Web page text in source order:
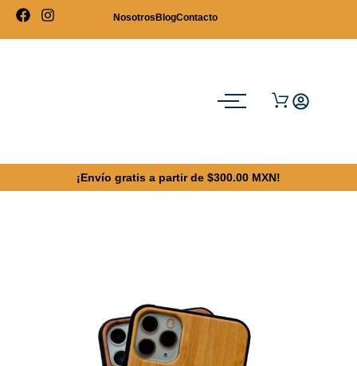
Nosotros BlogContacto
¡Envío gratis a partir de $300.00 MXN!